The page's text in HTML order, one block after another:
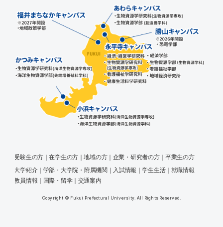
受験生の方 在学生の方 地域の方 企業・研究者の方 卒業生の方
大学紹介
学部・大学院・附属機関 入試情報 学生生活
就職情報
教員情報
国際・留学 交通案内
Copyright © Fukui Prefectural University. All Rights Reserved.